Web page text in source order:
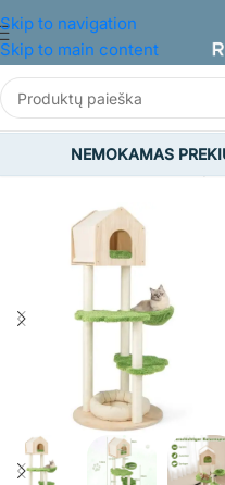
Skip to navigation
Skip to main content
NEMOKAMAS
GYVŪNAMS /Kačių